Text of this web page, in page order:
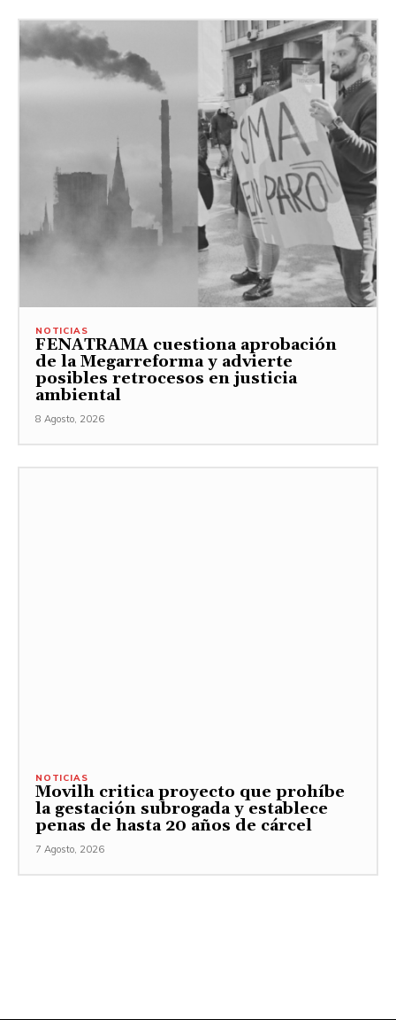
NOTICIAS
FENATRAMA cuestiona aprobación
de la Megarreforma y advierte
posibles retrocesos en justicia
ambiental
8 Agosto, 2026
NOTICIAS
Movilh critica proyecto que prohíbe
la gestación subrogada y establece
penas de hasta 20 años de cárcel
7 Agosto, 2026